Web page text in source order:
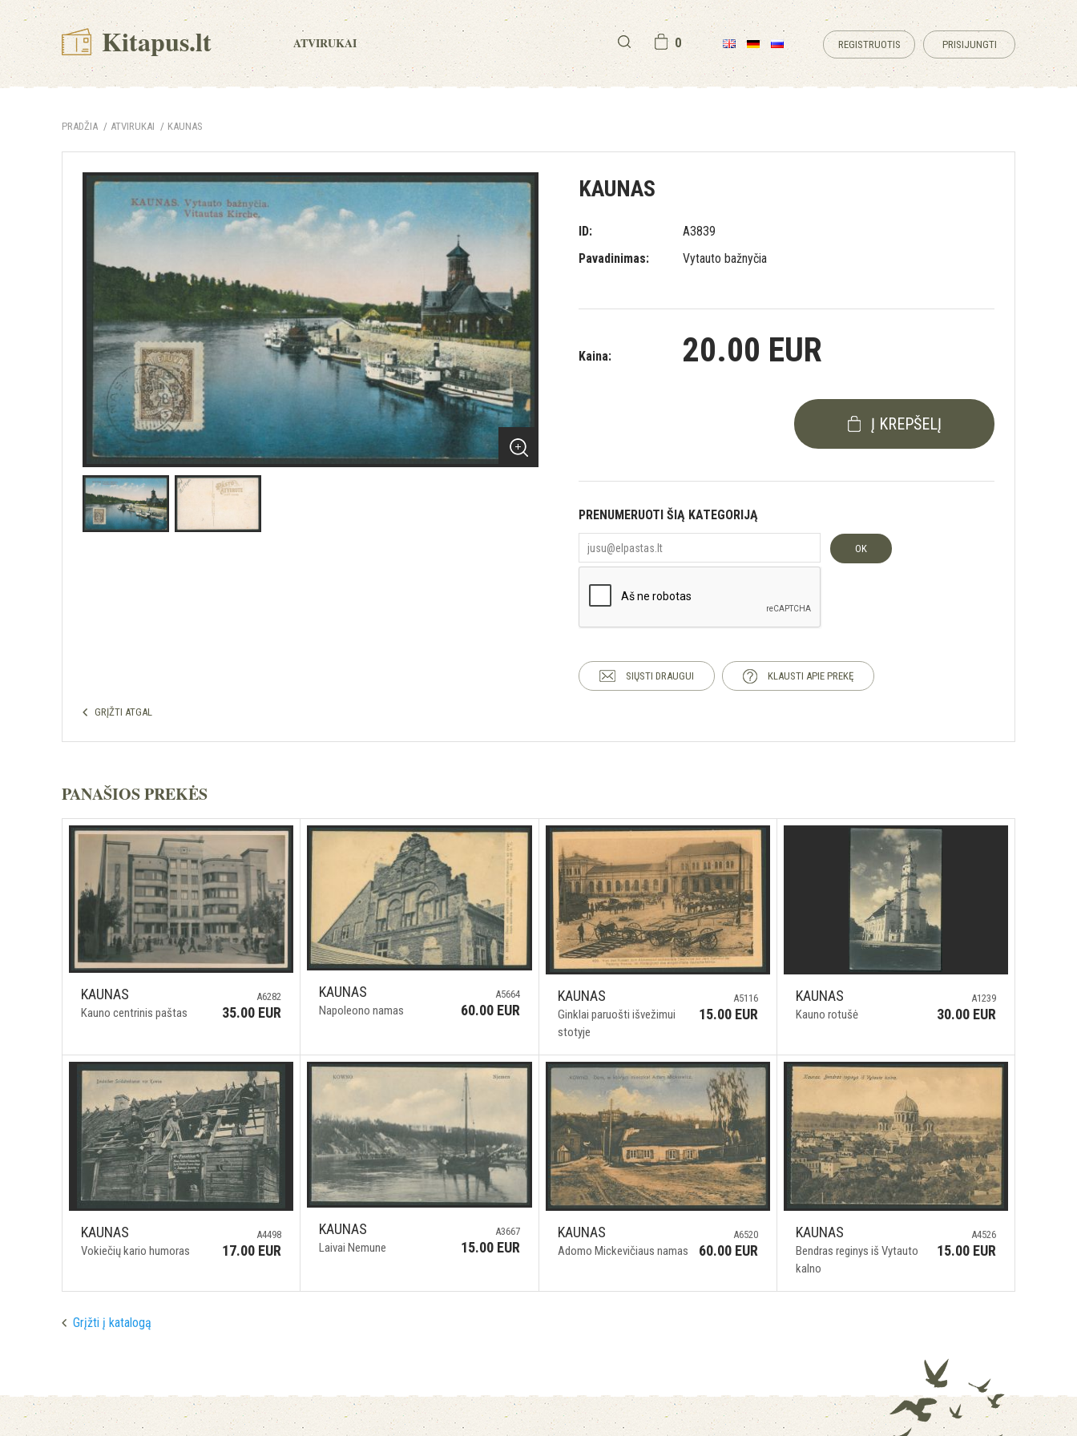
Kitapus.lt ATVIRUKAI 0 REGISTRUOTIS PRISIJUNGTI
PRADŽIA ATVIRUKAI KAUNAS
KAUNAS
ID:
A3839
Pavadinimas:
Vytauto bažnyčia
Kaina: 20.00 EUR
Į KREPŠELĮ
PRENUMERUOTI ŠIĄ KATEGORIJĄ
OK
SIŲSTI DRAUGUI KLAUSTI APIE PREKĘ
GRĮŽTI ATGAL
PANAŠIOS PREKĖS
KAUNAS
Kauno centrinis paštas
A6282
35.00 EUR
KAUNAS
Napoleono namas
A5664
60.00 EUR
KAUNAS
Ginklai paruošti išvežimui
stotyje
A5116
15.00 EUR
KAUNAS
Kauno rotušė
A1239
30.00 EUR
KAUNAS
Vokiečių kario humoras
A4498
17.00 EUR
KAUNAS
Laivai Nemune
A3667
15.00 EUR
KAUNAS
Adomo Mickevičiaus namas
A6520
60.00 EUR
KAUNAS
Bendras reginys iš Vytauto
kalno
A4526
15.00 EUR
Grįžti į katalogą